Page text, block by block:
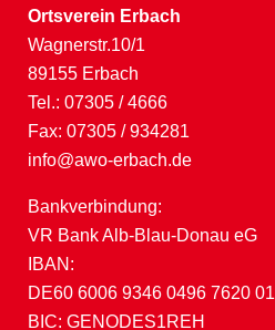
Ortsverein Erbach
Wagnerstr.10/1
89155 Erbach
Tel.: 07305 / 4666
Fax: 07305 / 934281
info@awo-erbach.de
Bankverbindung:
VR Bank Alb-Blau-Donau eG
IBAN:
DE60 6006 9346 0496 7620 01
BIC: GENODES1REH